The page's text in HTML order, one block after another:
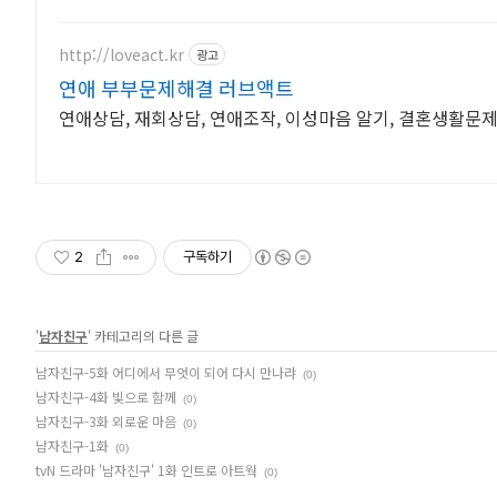
http://loveact.kr 광고
연애 부부문제해결 러브액트
연애상담, 재회상담, 연애조작, 이성마음 알기, 결혼생활문
2 구독하기
'남자친구' 카테고리의 다른 글
남자친구-5화 어디에서 무엇이 되어 다시 만나랴 (0)
남자친구-4화 빛으로 함께 (0)
남자친구-3화 외로운 마음 (0)
남자친구-1화 (0)
tvN 드라마 '남자친구' 1화 인트로 아트웍 (0)